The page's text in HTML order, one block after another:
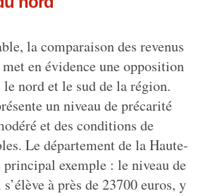
la comparaison des revenus
en évidence une opposition
nord et le sud de la région.
un niveau de précarité
et des conditions de
Le département de la Haute-
principal exemple : le niveau de
à près de 23700 euros, y